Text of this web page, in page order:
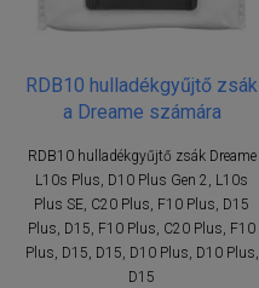
RDB10 hulladékgyűjtő zsák
a Dreame számára
RDB10 hulladékgyűjtő zsák Dreame
L10s Plus, D10 Plus Gen 2, L10s
Plus SE, C20 Plus, F10 Plus, D15
Plus, D15, F10 Plus, C20 Plus, F10
Plus, D15, D15, D10 Plus, D10 Plus,
D15